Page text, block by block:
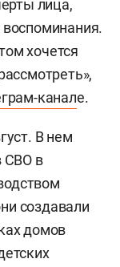
лица,
хочется
канале.
В нем
СВО в
создавали
домов